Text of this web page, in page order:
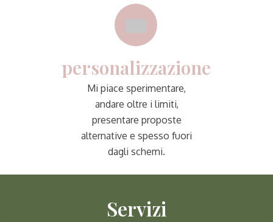
personalizzazione
Mi piace sperimentare,
andare oltre i limiti,
presentare proposte
alternative e spesso fuori
dagli schemi.
Servizi